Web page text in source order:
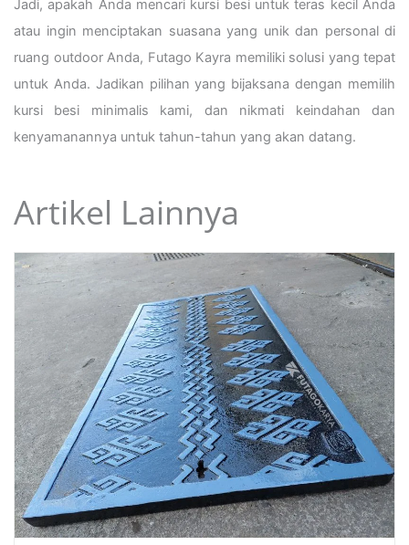
Jadi, apakah Anda mencari kursi besi untuk teras kecil Anda
atau ingin menciptakan suasana yang unik dan personal di
ruang outdoor Anda, Futago Kayra memiliki solusi yang tepat
untuk Anda. Jadikan pilihan yang bijaksana dengan memilih
kursi besi minimalis kami, dan nikmati keindahan dan
kenyamanannya untuk tahun-tahun yang akan datang.
Artikel Lainnya